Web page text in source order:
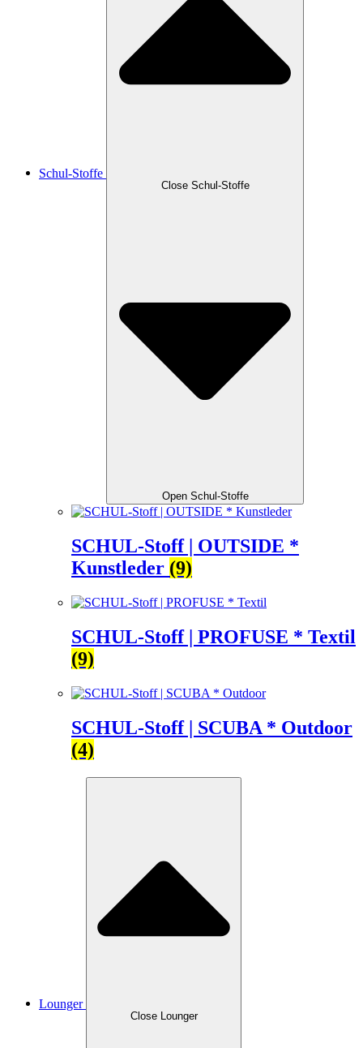
Schul-Stoffe
Close Schul-Stoffe
Open Schul-Stoffe
SCHUL-Stoff | OUTSIDE *
Kunstleder (9)
SCHUL-Stoff | PROFUSE * Textil
(9)
SCHUL-Stoff | SCUBA * Outdoor
(4)
Lounger
Close Lounger